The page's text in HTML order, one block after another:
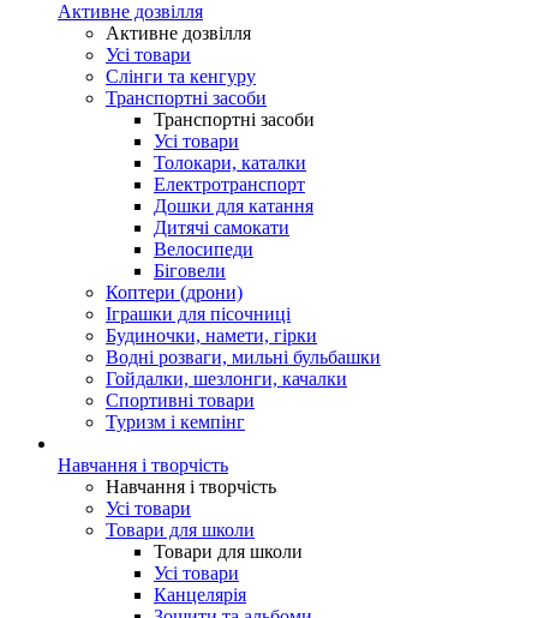
Активне дозвілля
Активне дозвілля
Усі товари
Слінги та кенгуру
Транспортні засоби
Транспортні засоби
Усі товари
Толокари, каталки
Електротранспорт
Дошки для катання
Дитячі самокати
Велосипеди
Біговели
Коптери (дрони)
Іграшки для пісочниці
Будиночки, намети, гірки
Водні розваги, мильні бульбашки
Гойдалки, шезлонги, качалки
Спортивні товари
Туризм і кемпінг
Навчання і творчість
Навчання і творчість
Усі товари
Товари для школи
Товари для школи
Усі товари
Канцелярія